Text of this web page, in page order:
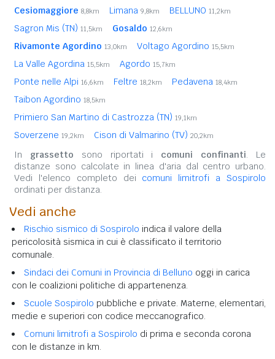
Cesiomaggiore 8,8km Limana 9,8km BELLUNO 11,2km
Sagron Mis (TN) 11,5km Gosaldo 12,6km
Rivamonte Agordino 13,0km Voltago Agordino 15,5km
La Valle Agordina 15,5km Agordo 15,7km
Ponte nelle Alpi 16,6km Feltre 18,2km Pedavena 18,4km
Taibon Agordino 18,5km
Primiero San Martino di Castrozza (TN) 19,1km
Soverzene 19,2km Cison di Valmarino (TV) 20,2km
In grassetto sono riportati i comuni confinanti. Le
distanze sono calcolate in linea d'aria dal centro urbano.
Vedi l'elenco completo dei comuni limitrofi a Sospirolo
ordinati per distanza.
Vedi anche
Rischio sismico di Sospirolo indica il valore della
pericolosità sismica in cui è classificato il territorio
comunale.
Sindaci dei Comuni in Provincia di Belluno oggi in carica
con le coalizioni politiche di appartenenza.
Scuole Sospirolo pubbliche e private. Materne, elementari,
medie e superiori con codice meccanografico.
Comuni limitrofi a Sospirolo di prima e seconda corona
con le distanze in km.